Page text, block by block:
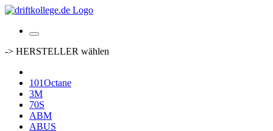
-> HERSTELLER wählen
101Octane
3M
70S
ABM
ABUS